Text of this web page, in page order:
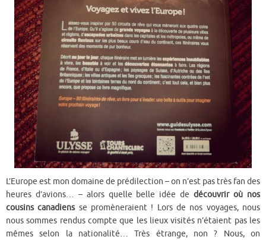
L’Europe est mon domaine de prédilection – on n’est pas très fan des
heures d’avions… – alors quelle belle idée dedécouvrir où nos
cousins canadiensse promèneraient ! Lors de nos voyages, nous
nous sommes rendus compte que les lieux visités n’étaient pas les
mêmes selon la nationalité… Très étrange, non ? Nous, on